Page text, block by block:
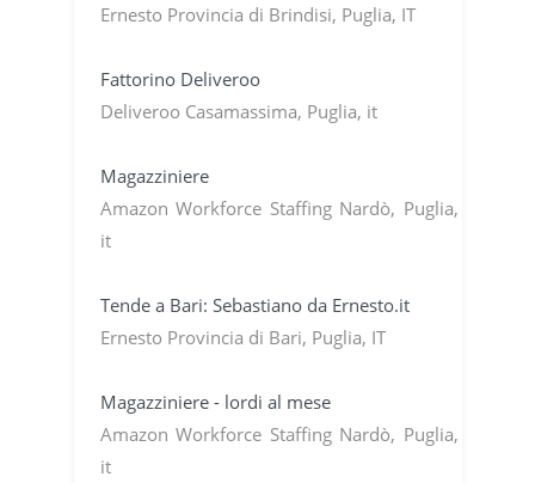
Ernesto Provincia di Brindisi, Puglia, IT
Fattorino Deliveroo
Deliveroo Casamassima, Puglia, it
Magazziniere
Amazon Workforce Staffing Nardò, Puglia,
it
Tende a Bari: Sebastiano da Ernesto.it
Ernesto Provincia di Bari, Puglia, IT
Magazziniere - lordi al mese
Amazon Workforce Staffing Nardò, Puglia,
it